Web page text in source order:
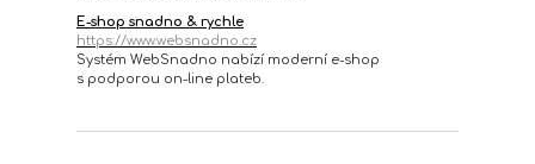
E-shop snadno & rychle
https://www.websnadno.cz
Systém WebSnadno nabízí moderní e-shop
s podporou on-line plateb.